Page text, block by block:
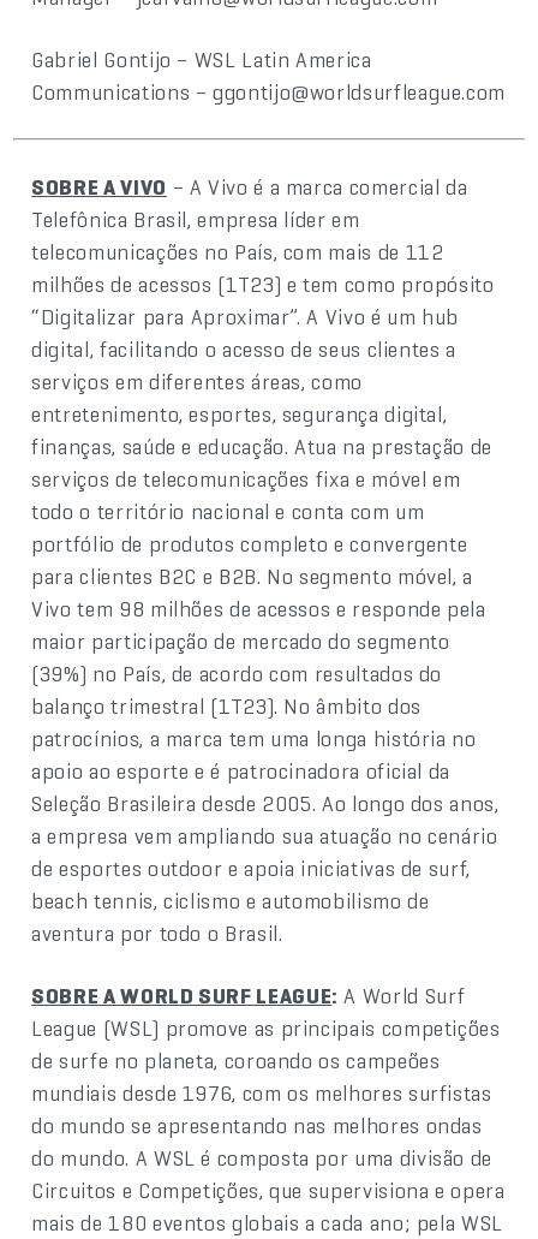
Gabriel Gontijo – WSL Latin America
Communications – ggontijo@worldsurfleague.com
SOBRE A VIVO – A Vivo é a marca comercial da
Telefônica Brasil, empresa líder em
telecomunicações no País, com mais de 112
milhões de acessos (1T23) e tem como propósito
“Digitalizar para Aproximar”. A Vivo é um hub
digital, facilitando o acesso de seus clientes a
serviços em diferentes áreas, como
entretenimento, esportes, segurança digital,
finanças, saúde e educação. Atua na prestação de
serviços de telecomunicações fixa e móvel em
todo o território nacional e conta com um
portfólio de produtos completo e convergente
para clientes B2C e B2B. No segmento móvel, a
Vivo tem 98 milhões de acessos e responde pela
maior participação de mercado do segmento
(39%) no País, de acordo com resultados do
balanço trimestral (1T23). No âmbito dos
patrocínios, a marca tem uma longa história no
apoio ao esporte e é patrocinadora oficial da
Seleção Brasileira desde 2005. Ao longo dos anos,
a empresa vem ampliando sua atuação no cenário
de esportes outdoor e apoia iniciativas de surf,
beach tennis, ciclismo e automobilismo de
aventura por todo o Brasil.
SOBRE A WORLD SURF LEAGUE: A World Surf
League (WSL) promove as principais competições
de surfe no planeta, coroando os campeões
mundiais desde 1976, com os melhores surfistas
do mundo se apresentando nas melhores ondas
do mundo. A WSL é composta por uma divisão de
Circuitos e Competições, que supervisiona e opera
mais de 180 eventos globais a cada ano; pela WSL